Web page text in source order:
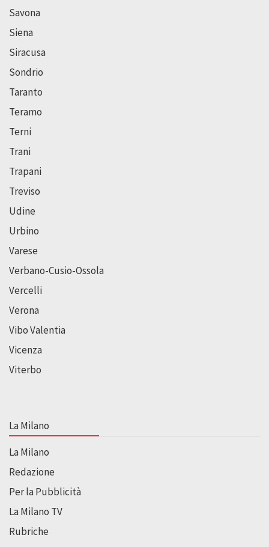
Savona
Siena
Siracusa
Sondrio
Taranto
Teramo
Terni
Trani
Trapani
Treviso
Udine
Urbino
Varese
Verbano-Cusio-Ossola
Vercelli
Verona
Vibo Valentia
Vicenza
Viterbo
La Milano
La Milano
Redazione
Per la Pubblicità
La Milano TV
Rubriche